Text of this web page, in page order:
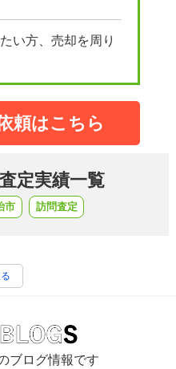
い方、売却を周り
頼はこちら
定実績一覧
市 訪問査定
ブログ情報です